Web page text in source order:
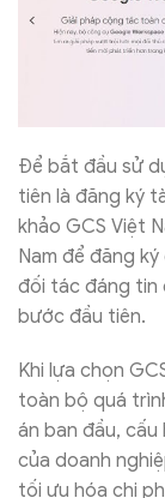
Để bắt đầu sử
tiên là đăng ký
khảo GCS Việt
Nam để đăng
đối tác đáng tin
bước đầu tiên.
Khi lựa chọn
toàn bộ quá
án ban đầu, cấu
của doanh
tối ưu hóa chi